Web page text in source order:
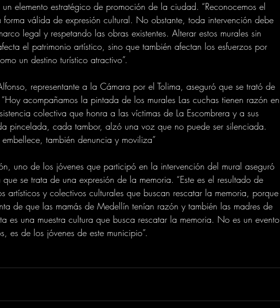
elemento estratégico de promoción de la ciudad. “Reconocemos el
válida de expresión cultural. No obstante, toda intervención debe
legal y respetando las obras existentes. Alterar estos murales sin
el patrimonio artístico, sino que también afectan los esfuerzos por
un destino turístico atractivo”.
representante a la Cámara por el Tolima, aseguró que se trató de
acompañamos la pintada de los murales Las cuchas tienen razón en
colectiva que honra a las víctimas de La Escombrera y a sus
pincelada, cada tambor, alzó una voz que no puede ser silenciada.
también denuncia y moviliza”
uno de los jóvenes que participó en la intervención del mural aseguró
se trata de una expresión de la memoria. “Este es el resultado de
artísticos y colectivos culturales que buscan rescatar la memoria, porque
de que las mamás de Medellín tenían razón y también las madres de
es una muestra cultura que busca rescatar la memoria. No es un evento
es de los jóvenes de este municipio”.